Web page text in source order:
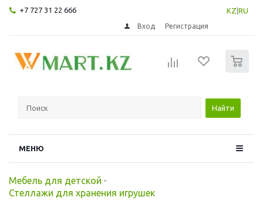
+7 727 31 22 666 KZ RU
Вход Регистрация
Найти
МЕНЮ
Мебель для детской -
Стеллажи для хранения игрушек